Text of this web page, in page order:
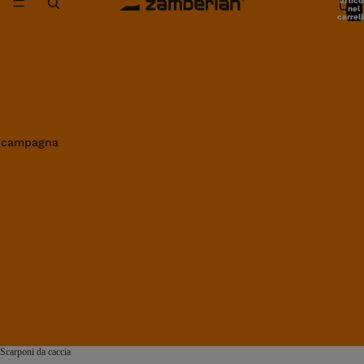
nel
Scarponi da caccia